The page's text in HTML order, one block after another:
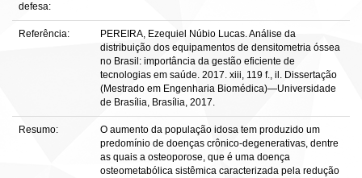
defesa:
Referência:
PEREIRA, Ezequiel Núbio Lucas. Análise da
distribuição dos equipamentos de densitometria óssea
no Brasil: importância da gestão eficiente de
tecnologias em saúde. 2017. xiii, 119 f., il. Dissertação
(Mestrado em Engenharia Biomédica)—Universidade
de Brasília, Brasília, 2017.
Resumo:
O aumento da população idosa tem produzido um
predomínio de doenças crônico-degenerativas, dentre
as quais a osteoporose, que é uma doença
osteometabólica sistêmica caracterizada pela redução